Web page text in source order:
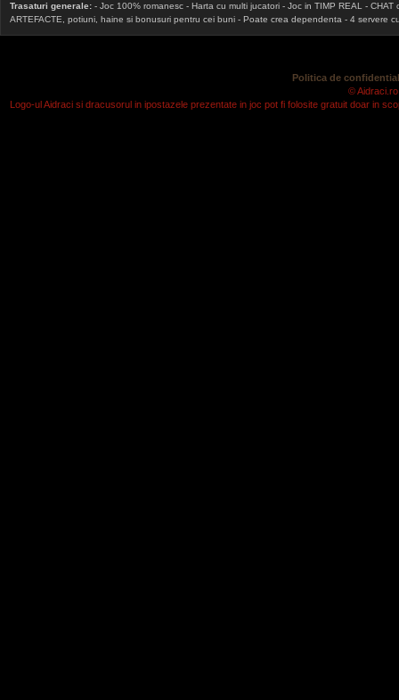
Trasaturi generale: - Joc 100% romanesc - Harta cu multi jucatori - Joc in TIMP REAL -
ARTEFACTE, potiuni, haine si bonusuri pentru cei buni - Poate crea dependenta - 4 servere
Politica de
©
Logo-ul Aidraci si dracusorul in ipostazele prezentate in joc pot fi folosite gratuit doar in